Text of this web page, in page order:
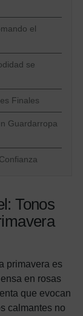
el
se
Finales
Guardarropa
Tonos
primavera es
en rosas
que evocan
calmantes no